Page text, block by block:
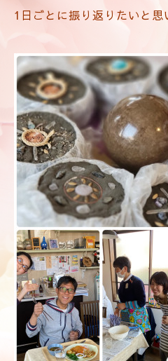
1日ごとに振り返りたいと思